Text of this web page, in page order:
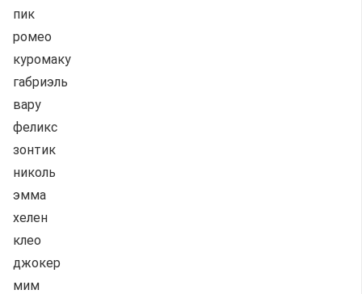
пик
ромео
куромаку
габриэль
вару
феликс
зонтик
николь
эмма
хелен
клео
джокер
мим